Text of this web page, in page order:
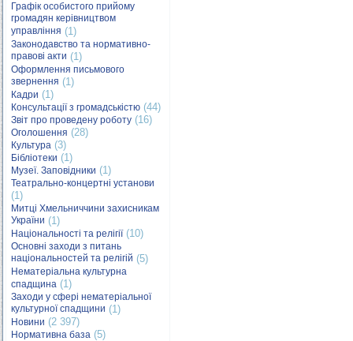
Графік особистого прийому
громадян керівництвом
управління (1)
Законодавство та нормативно-
правові акти (1)
Оформлення письмового
звернення (1)
Кадри (1)
Консультації з громадськістю (44)
Звіт про проведену роботу (16)
Оголошення (28)
Культура (3)
Бібліотеки (1)
Музеї. Заповідники (1)
Театрально-концертні установи
(1)
Митці Хмельниччини захисникам
України (1)
Національності та релігії(10)
Основні заходи з питань
національностей та релігій (5)
Нематеріальна культурна
спадщина (1)
Заходи у сфері нематеріальної
культурної спадщини (1)
Новини (2 397)
Нормативна база (5)